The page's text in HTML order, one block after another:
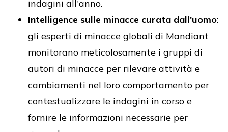
indagini all'anno.
Intelligence sulle minacce curata dall'uomo:
gli esperti di minacce globali di Mandiant
monitorano meticolosamente i gruppi di
autori di minacce per rilevare attività e
cambiamenti nel loro comportamento per
contestualizzare le indagini in corso e
fornire le informazioni necessarie per